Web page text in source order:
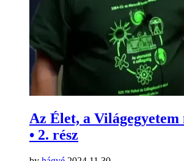
Az Élet, a
• 2. rész